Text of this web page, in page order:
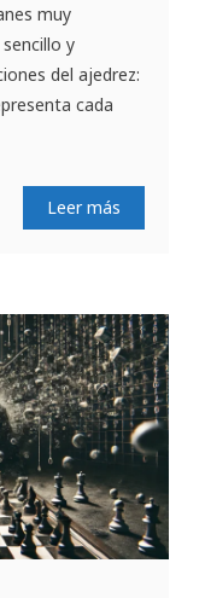
muy
y
del ajedrez:
cada
Leer más